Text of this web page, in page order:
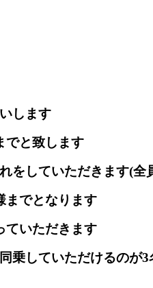
します
でと致します
をしていただきます(全
までとなります
ていただきます
乗していただけるのが